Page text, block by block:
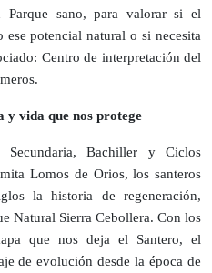
sano, para valorar si el
ese potencial natural o si necesita
Centro de interpretación del
y vida que nos protege
Bachiller y Ciclos
Lomos de Orios, los santeros
la historia de regeneración,
Natural Sierra Cebollera. Con los
que nos deja el Santero, el
de evolución desde la época de